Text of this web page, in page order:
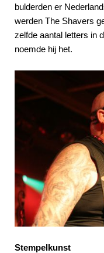
bulderden er
werden The Shavers
zelfde aantal letters in
noemde hij het.
Stempelkunst